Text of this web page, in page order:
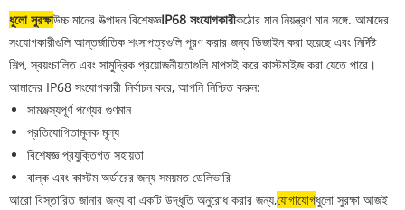
ধুলো সুরক্ষাউচ্চ মানের উত্পাদন বিশেষজ্ঞIP68 সংযোগকারীকঠোর মান নিয়ন্ত্রণ মান সঙ্গে. আমাদের
সংযোগকারীগুলি আন্তর্জাতিক শংসাপত্রগুলি পূরণ করার জন্য ডিজাইন করা হয়েছে এবং নির্দিষ্ট
শিল্প, স্বয়ংচালিত এবং সামুদ্রিক প্রয়োজনীয়তাগুলি মাপসই করে কাস্টমাইজ করা যেতে পারে।
আমাদের IP68 সংযোগকারী নির্বাচন করে, আপনি নিশ্চিত করুন:
সামঞ্জস্যপূর্ণ পণ্যের গুণমান
প্রতিযোগিতামূলক মূল্য
বিশেষজ্ঞ প্রযুক্তিগত সহায়তা
বাল্ক এবং কাস্টম অর্ডারের জন্য সময়মত ডেলিভারি
আরো বিস্তারিত জানার জন্য বা একটি উদ্ধৃতি অনুরোধ করার জন্য,যোগাযোগধুলো সুরক্ষা আজই